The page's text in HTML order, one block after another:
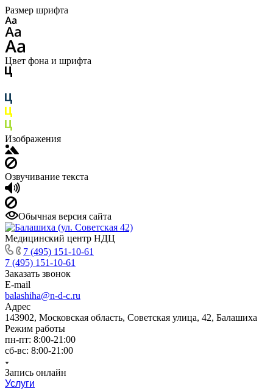
Размер шрифта
Цвет фона и шрифта
Изображения
Озвучивание текста
Обычная версия сайта
Медицинский центр НДЦ
7 (495) 151-10-61
7 (495) 151-10-61
Заказать звонок
E-mail
balashiha@n-d-c.ru
Адрес
143902, Московская область, Советская улица, 42, Балашиха
Режим работы
пн-пт: 8:00-21:00
сб-вс: 8:00-21:00
Запись онлайн
Услуги